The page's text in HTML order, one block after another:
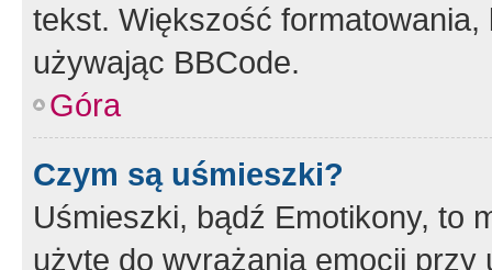
tekst. Większość
używając BBCode.
Góra
Czym są uśmieszki?
Uśmieszki, bądź Emotikony, to
użyte do wyrażania emocji